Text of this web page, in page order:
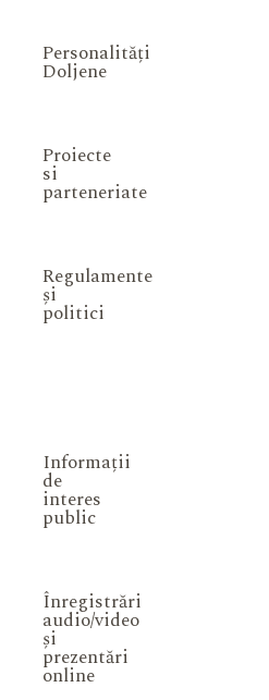
Personalități
Doljene
Proiecte
si
parteneriate
Regulamente
și
politici
Informații
de
interes
public
Înregistrări
audio/video
și
prezentări
online